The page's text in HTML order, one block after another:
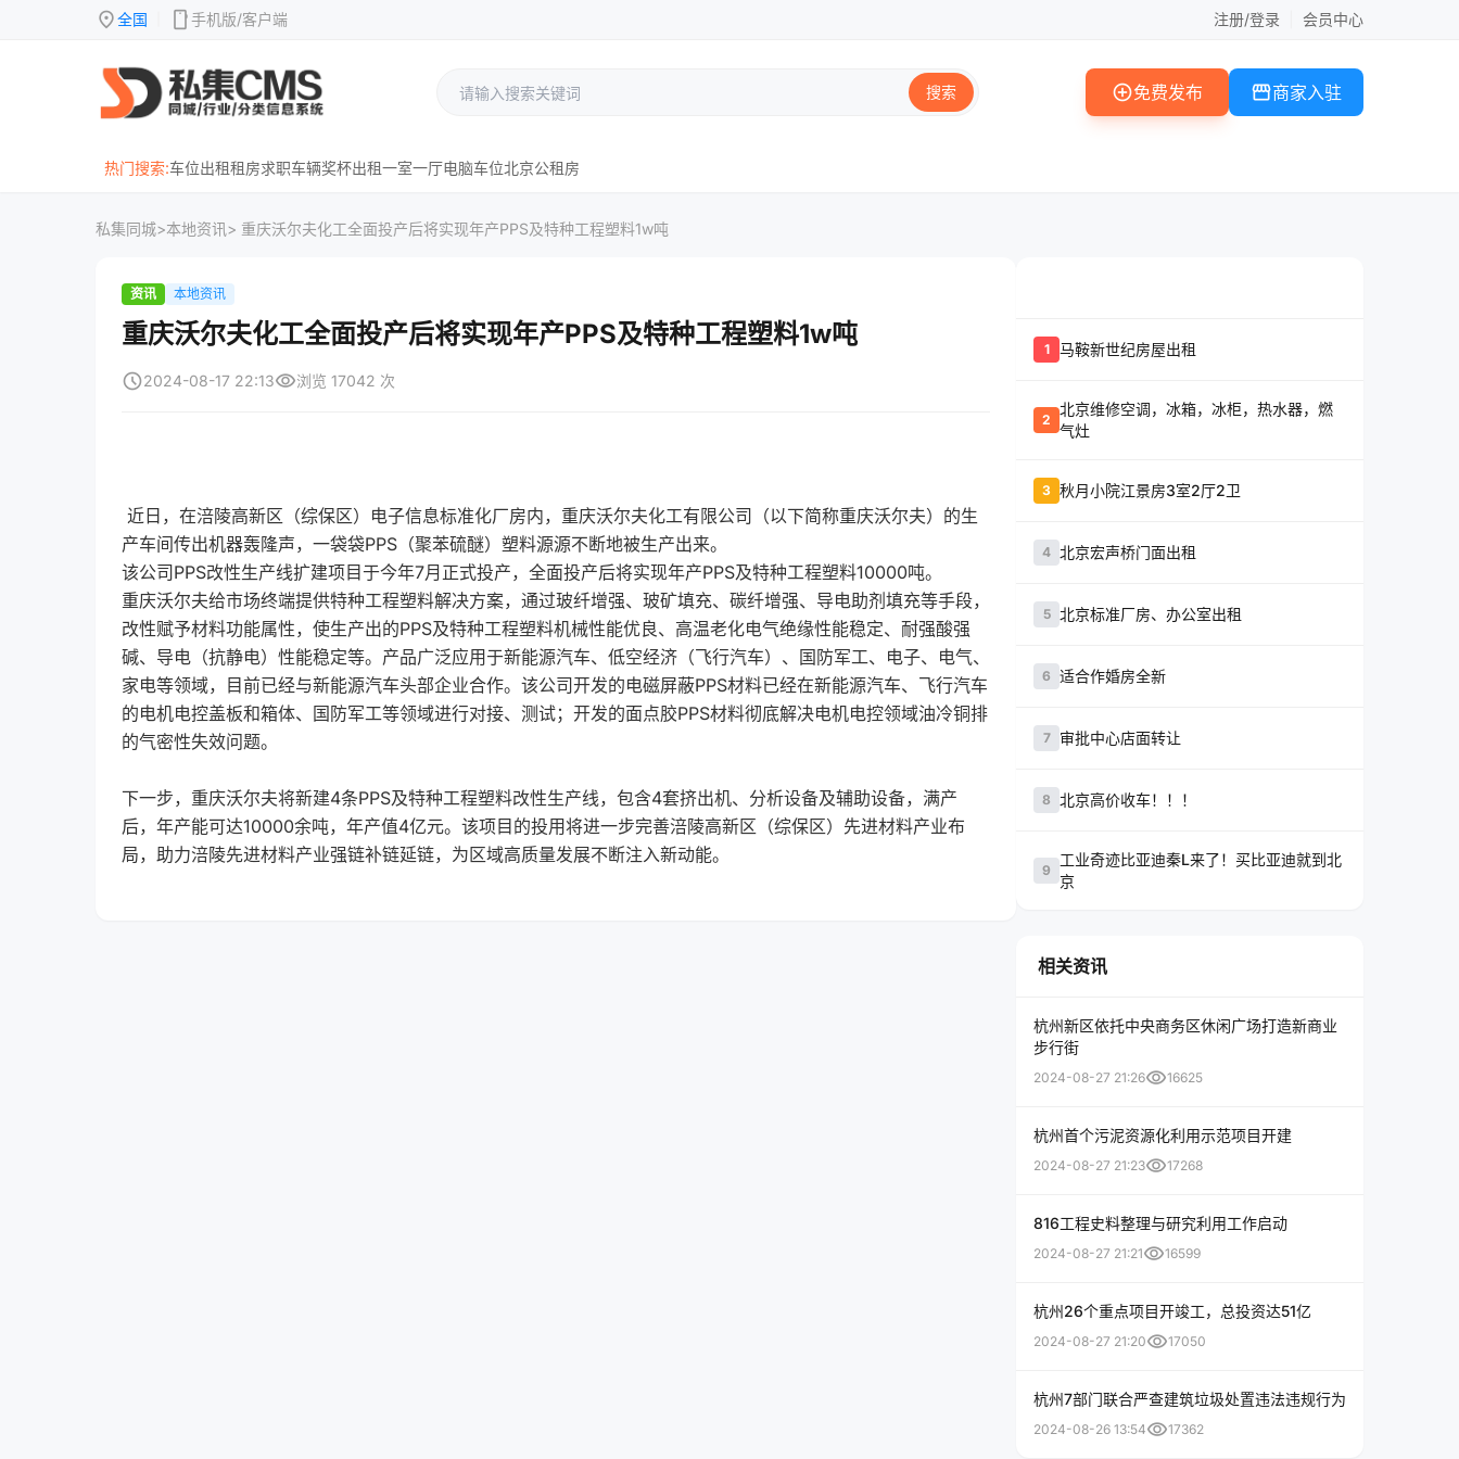
location_on全国 mobile手机版/客户端 注册/登录 会员中心
搜索 add_circle免费发布 storefront商家入驻
热门搜索:车位出租租房求职车辆奖杯出租一室一厅电脑车位北京公租房
私集同城>本地资讯> 重庆沃尔夫化工全面投产后将实现年产PPS及特种工程塑料1w吨
资讯 本地资讯
重庆沃尔夫化工全面投产后将实现年产PPS及特种工程塑料1w吨
schedule2024-08-17 22:13visibility浏览 17042 次
近日，在涪陵高新区（综保区）电子信息标准化厂房内，重庆沃尔夫化工有限公司（以下简称重庆沃尔夫）的生
产车间传出机器轰隆声，一袋袋PPS（聚苯硫醚）塑料源源不断地被生产出来。
该公司PPS改性生产线扩建项目于今年7月正式投产，全面投产后将实现年产PPS及特种工程塑料10000吨。
重庆沃尔夫给市场终端提供特种工程塑料解决方案，通过玻纤增强、玻矿填充、碳纤增强、导电助剂填充等手段，
改性赋予材料功能属性，使生产出的PPS及特种工程塑料机械性能优良、高温老化电气绝缘性能稳定、耐强酸强
碱、导电（抗静电）性能稳定等。产品广泛应用于新能源汽车、低空经济（飞行汽车）、国防军工、电子、电气、
家电等领域，目前已经与新能源汽车头部企业合作。该公司开发的电磁屏蔽PPS材料已经在新能源汽车、飞行汽车
的电机电控盖板和箱体、国防军工等领域进行对接、测试；开发的面点胶PPS材料彻底解决电机电控领域油冷铜排
的气密性失效问题。
下一步，重庆沃尔夫将新建4条PPS及特种工程塑料改性生产线，包含4套挤出机、分析设备及辅助设备，满产
后，年产能可达10000余吨，年产值4亿元。该项目的投用将进一步完善涪陵高新区（综保区）先进材料产业布
局，助力涪陵先进材料产业强链补链延链，为区域高质量发展不断注入新动能。
1 马鞍新世纪房屋出租
2
北京维修空调，冰箱，冰柜，热水器，燃
气灶
3 秋月小院江景房3室2厅2卫
4 北京宏声桥门面出租
5 北京标准厂房、办公室出租
6 适合作婚房全新
7 审批中心店面转让
8 北京高价收车！！！
9
工业奇迹比亚迪秦L来了！买比亚迪就到北
京
相关资讯
杭州新区依托中央商务区休闲广场打造新商业
步行街
2024-08-27 21:26visibility16625
杭州首个污泥资源化利用示范项目开建
2024-08-27 21:23visibility17268
816工程史料整理与研究利用工作启动
2024-08-27 21:21visibility16599
杭州26个重点项目开竣工，总投资达51亿
2024-08-27 21:20visibility17050
杭州7部门联合严查建筑垃圾处置违法违规行为
2024-08-26 13:54visibility17362